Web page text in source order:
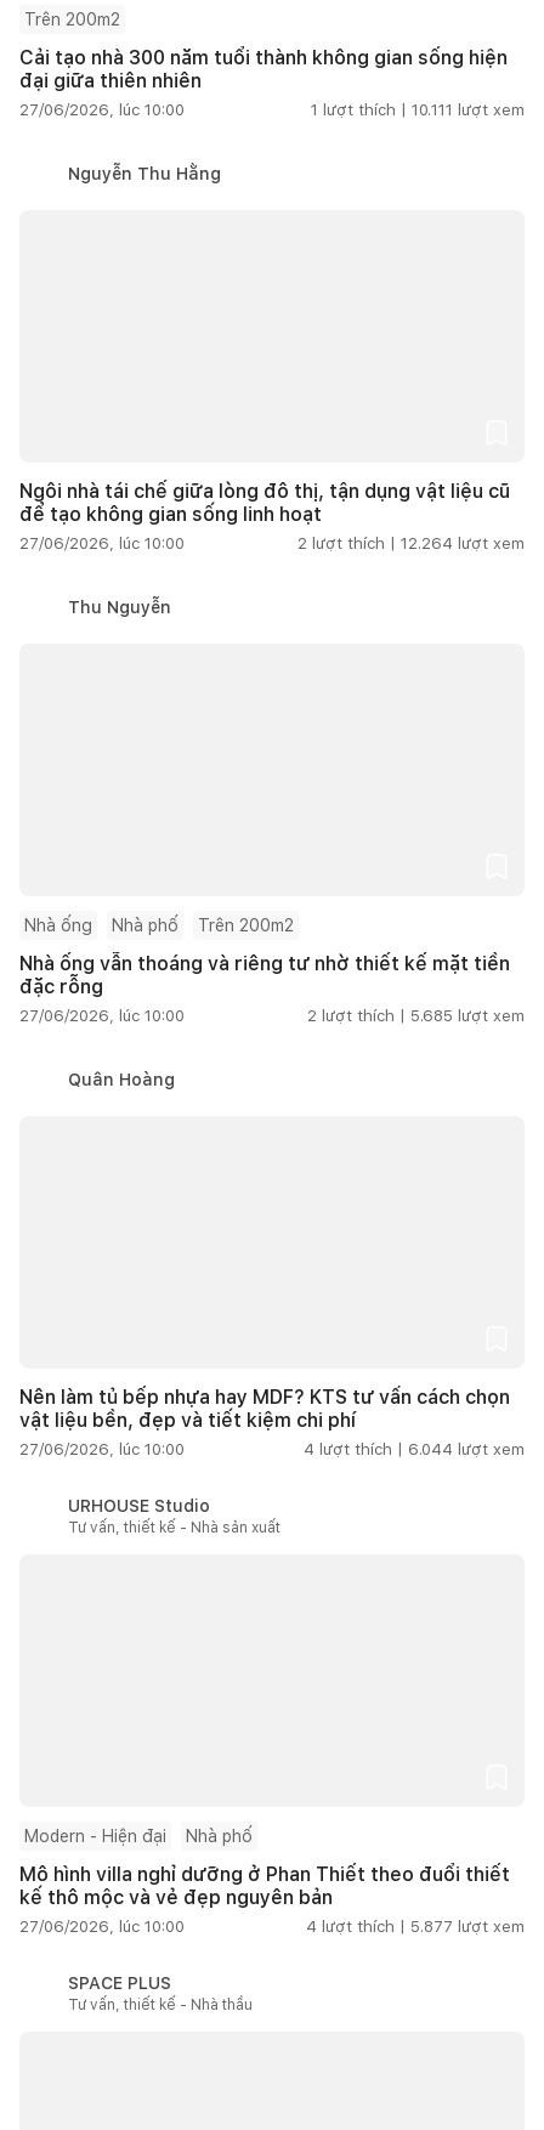
Trên 200m2
Cải tạo nhà 300 năm tuổi thành không gian sống hiện
đại giữa thiên nhiên
27/06/2026, lúc 10:00 1 lượt thích | 10.111 lượt xem
Nguyễn Thu Hằng
Ngôi nhà tái chế giữa lòng đô thị, tận dụng vật liệu cũ
để tạo không gian sống linh hoạt
27/06/2026, lúc 10:00 2 lượt thích | 12.264 lượt xem
Thu Nguyễn
Nhà ống Nhà phố Trên 200m2
Nhà ống vẫn thoáng và riêng tư nhờ thiết kế mặt tiền
đặc rỗng
27/06/2026, lúc 10:00 2 lượt thích | 5.685 lượt xem
Quân Hoàng
Nên làm tủ bếp nhựa hay MDF? KTS tư vấn cách chọn
vật liệu bền, đẹp và tiết kiệm chi phí
27/06/2026, lúc 10:00 4 lượt thích | 6.044 lượt xem
URHOUSE Studio
Tư vấn, thiết kế - Nhà sản xuất
Modern - Hiện đại Nhà phố
Mô hình villa nghỉ dưỡng ở Phan Thiết theo đuổi thiết
kế thô mộc và vẻ đẹp nguyên bản
27/06/2026, lúc 10:00 4 lượt thích | 5.877 lượt xem
SPACE PLUS
Tư vấn, thiết kế - Nhà thầu